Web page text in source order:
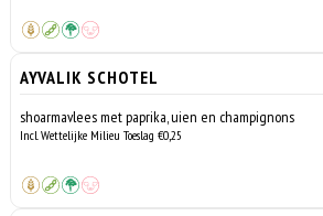
AYVALIK SCHOTEL
shoarmavlees met paprika, uien en champignons
Incl. Wettelijke Milieu Toeslag €0,25